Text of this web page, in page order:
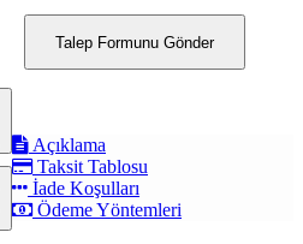
Talep Formunu Gönder
Açıklama
Taksit Tablosu
İade Koşulları
Ödeme Yöntemleri